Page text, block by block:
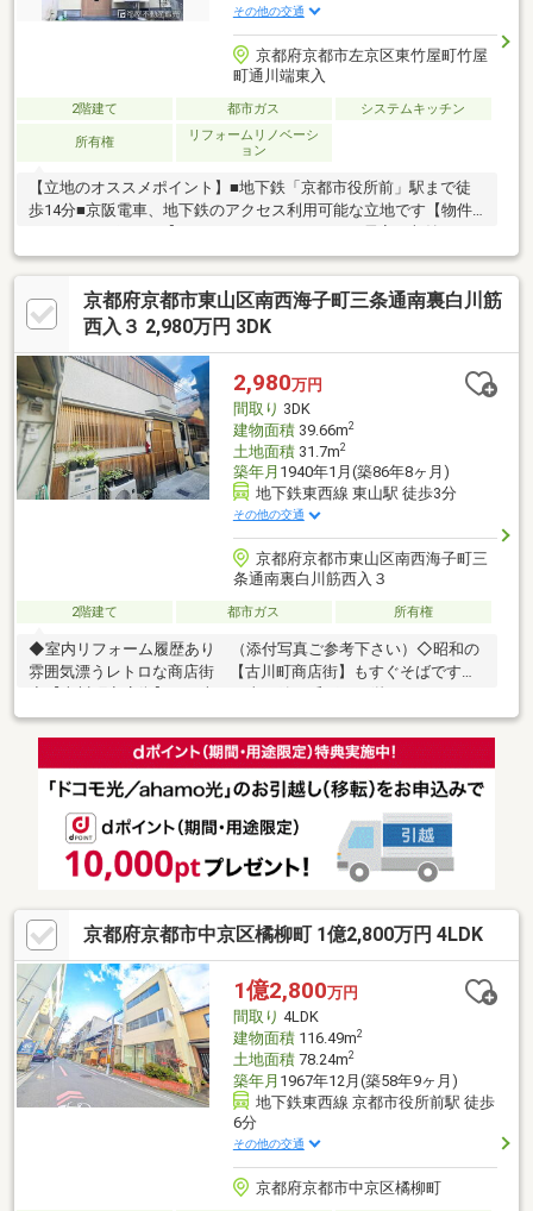
その他の交通
京都府京都市左京区東竹屋町竹屋
町通川端東入
2階建て 都市ガス システムキッチン
所有権
リフォームリノベーシ
ョン
【立地のオススメポイント】■地下鉄「京都市役所前」駅まで徒
歩14分■京阪電車、地下鉄のアクセス利用可能な立地です【物件
のオススメポイント】■ロフトがありますので、居室、収納スペ
ースとしてもご利用できます■各居室に収納スペースがございま
すので、お部屋を広くお使いできます≪2016年7月リフォーム済
≫●1階ヨ洲櫃：フローリング貼替●システムキッチン入替●シャワ
ールーム設置
京都府京都市東山区南西海子町三条通南裏白川筋
西入３ 2,980万円 3DK
2,980万円
間取り 3DK
建物面積39.66m2
土地面積31.7m2
築年月 1940年1月(築86年8ヶ月)
地下鉄東西線 東山駅 徒歩3分
その他の交通
京都府京都市東山区南西海子町三
条通南裏白川筋西入３
2階建て 都市ガス 所有権
◆室内リフォーム履歴あり （添付写真ご参考下さい）◇昭和の
雰囲気漂うレトロな商店街 【古川町商店街】もすぐそばです。
た 現在は、京都らしさも感じながら、近年の観光客人気もあ
り、京都らしさを感じながら、 モダンな都会的な雰囲気が漂
い、カフェや雑貨店などのお洒落なスポットも増えてきておりま
す。 ◇古川町商店街は、“レトロ＆モダン”がコンセプトの商
のデザインが融合した古川町商店街の独特の雰囲気に包まれるは
ずです。※現在、民泊運営中のオーナーチェンジ物件です
京都府京都市中京区橘柳町 1億2,800万円 4LDK
1億2,800万円
間取り 4LDK
建物面積116.49m2
土地面積78.24m2
築年月 1967年12月(築58年9ヶ月)
地下鉄東西線 京都市役所前駅 徒歩
6分
その他の交通
京都府京都市中京区橘柳町